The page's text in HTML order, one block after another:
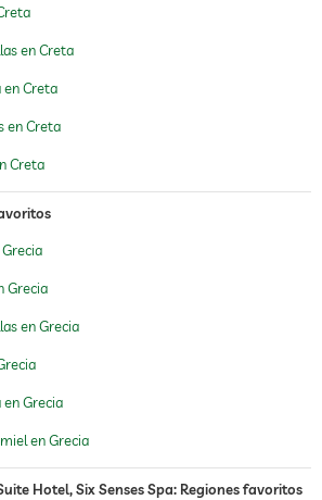
windsurf
canoa
yoga
masaje corporal
masaje de reflexología podal
en Creta
en Creta
en Creta
Creta
Grecia
en Grecia
en Grecia
en Grecia
Hotel, Six Senses Spa: Regiones favoritos